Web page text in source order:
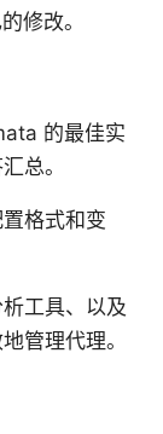
修改。
的最佳实
总。
格式和变
工具、以及
管理代理。